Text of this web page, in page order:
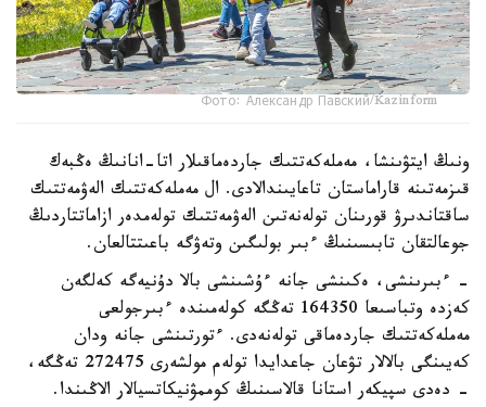
Фото: Александр Павский/Kazinform
ونىڭ ايتۋىنشا، مەملەكەتتىك جاردەماقىلار اتا-انانىڭ ەڭبەك
قىزمەتىنە قاراماستان تاعايىندالادى. ال مەملەكەتتىك الەۋمەتتىك
ساقتاندىرۋ قورىنان تولەنەتىن الەۋمەتتىك تولەمدەر ازاماتتاردىڭ
جوعالتقان تابىسىنىڭ ءبىر بولىگىن وتەۋگە باعىتتالعان.
- ءبىرىنشى، ەكىنشى جانە ءۇشىنشى بالا دۇنيەگە كەلگەن
كەزدە وتباسىعا 164350 تەڭگە كولەمىندە ءبىرجولعى
مەملەكەتتىك جاردەماقى تولەنەدى. ءتورتىنشى جانە ودان
كەيىنگى بالالار تۋعان جاعدايدا تولەم مولشەرى 272475 تەڭگە،
- دەدى سپيكەر استانا قالاسىنىڭ كوممۋنيكاتسيالار الاڭىندا.